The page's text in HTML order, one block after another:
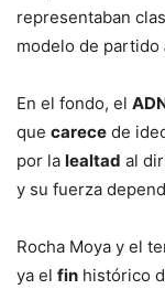
representaban
modelo de partido
En el fondo, el
que carece de
por la lealtad al
y su fuerza
Rocha Moya y el
ya el fin histórico